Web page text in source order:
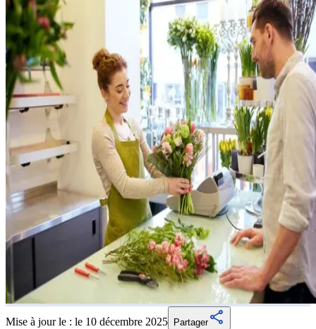
Mise à jour le : le 10 décembre 2025 Partager